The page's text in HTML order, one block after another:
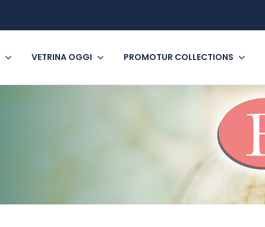
VETRINA OGGI PROMOTUR COLLECTIONS